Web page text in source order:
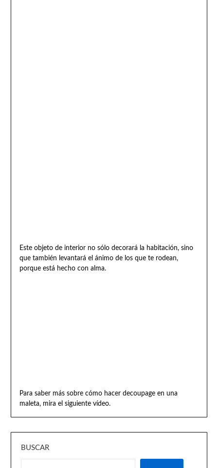
Este objeto de interior no sólo decorará la habitación, sino
que también levantará el ánimo de los que te rodean,
porque está hecho con alma.
Para saber más sobre cómo hacer decoupage en una
maleta, mira el siguiente vídeo.
BUSCAR